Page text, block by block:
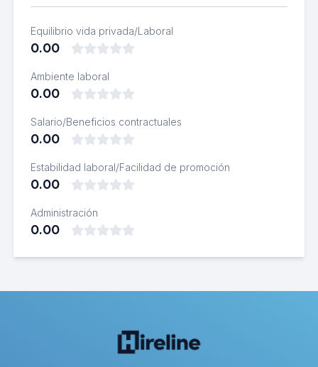
Equilibrio vida privada/Laboral
0.00
Ambiente laboral
0.00
Salario/Beneficios contractuales
0.00
Estabilidad laboral/Facilidad de promoción
0.00
Administración
0.00